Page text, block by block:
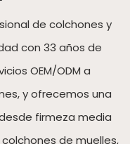
de colchones y
con 33 años de
OEM/ODM a
y ofrecemos una
firmeza media
de muelles,